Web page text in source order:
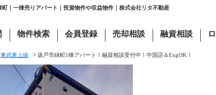
｜一棟売りアパート｜投資物件や収益物件｜株式会社リタ不動産
物件検索 会員登録 売却相談 融資相談
東武東上線 > 坂戸市緑町1棟アパート！融資相談受付中！中国語＆EngOK！